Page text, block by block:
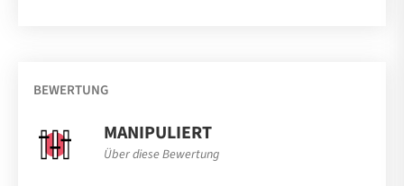
BEWERTUNG
MANIPULIERT
Über diese Bewertung